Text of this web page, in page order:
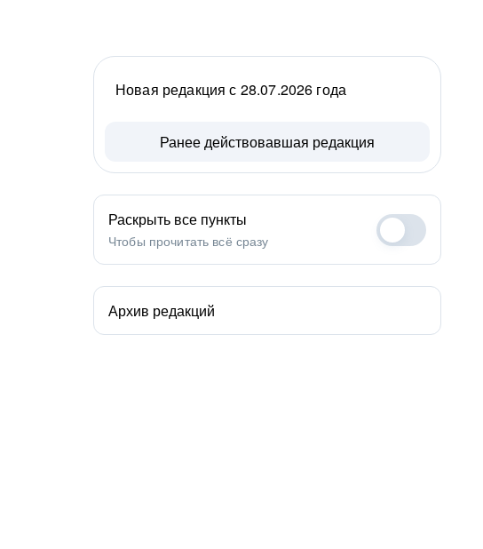
Новая редакция с 28.07.2026 года
Ранее действовавшая редакция
Раскрыть все пункты
Чтобы прочитать всё сразу
Архив редакций